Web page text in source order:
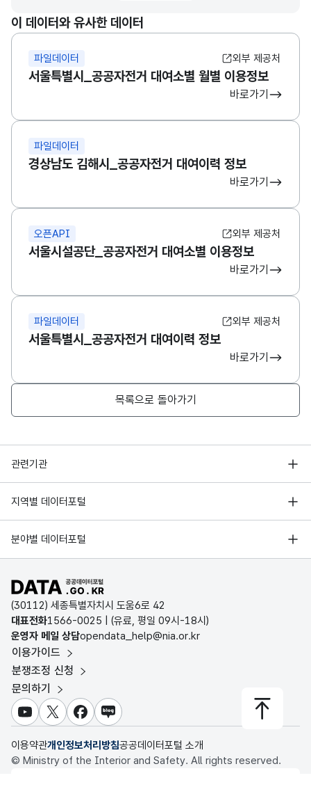
이 데이터와 유사한 데이터
파일데이터 외부 제공처
서울특별시_공공자전거 대여소별 월별 이용정보
바로가기
파일데이터
경상남도 김해시_공공자전거 대여이력 정보
바로가기
오픈API 외부 제공처
서울시설공단_공공자전거 대여소별 이용정보
바로가기
파일데이터 외부 제공처
서울특별시_공공자전거 대여이력 정보
바로가기
목록으로 돌아가기
관련기관
행정안전부
한국지능정보사회진흥원
국가정보자원관리원
지역별 데이터포털
서울 열린데이터광장
경기데이터드림
D-데이터허브
인천데이터포털
울산광역시 데이터포털
전남광주통합특별시 빅데이터 플랫폼
대전광역시 데이터포털
세종특별자치시 데이터포털
충청북도 데이터허브
분야별 데이터포털
기상자료개방포털
국토교통부 공간정보오픈플랫폼
환경부 환경데이터포털
문화데이터광장
농림축산식품 공공데이터포털
보건의료빅데이터개방시스템
식품의약품안전처 데이터포털
교육통계서비스
공공데이터포털 바로가기
(30112) 세종특별자치시 도움6로 42
대표전화1566-0025 | (유료, 평일 09시-18시)
운영자 메일 상담opendata_help@nia.or.kr
이용가이드
분쟁조정 신청
문의하기
유튜브X 페이스북
블로그
이용약관개인정보처리방침공공데이터포털 소개
© Ministry of the Interior and Safety. All rights reserved.